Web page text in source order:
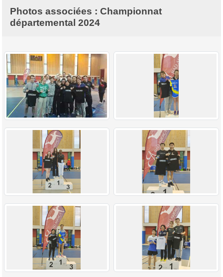
Photos associées : Championnat
départemental 2024